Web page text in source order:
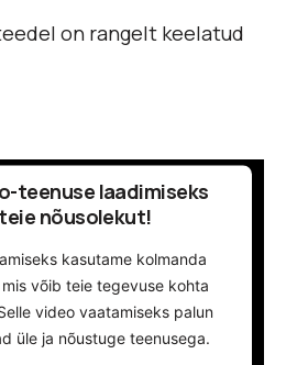
on rangelt keelatud
teenuse laadimiseks
nõusolekut!
kasutame kolmanda
võib teie tegevuse kohta
video vaatamiseks palun
üle ja nõustuge teenusega.